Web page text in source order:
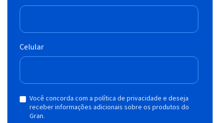
Celular
Você concorda com a política de privacidade e deseja
receber informações adicionais sobre os produtos do
Gran.